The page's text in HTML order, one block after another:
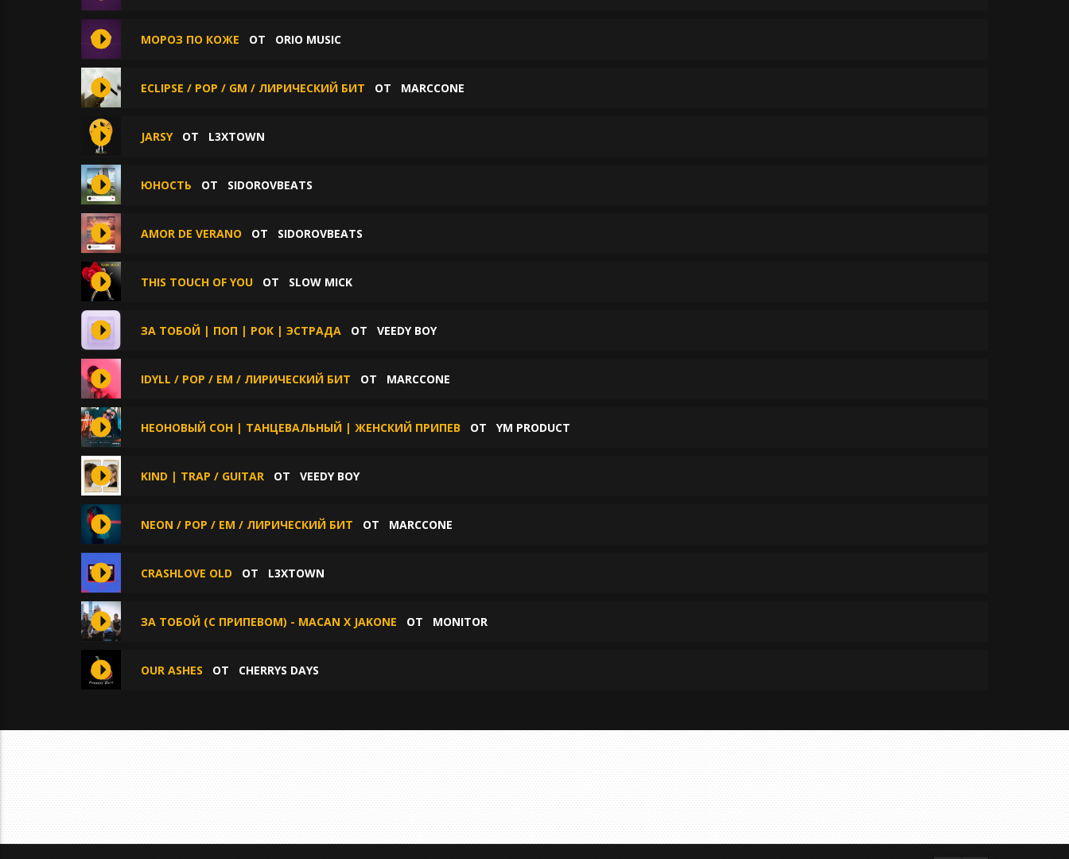
МОРОЗ ПО КОЖЕ ОТ ORIO MUSIC
ECLIPSE / POP / GM / ЛИРИЧЕСКИЙ БИТ ОТ MARCCONE
JARSYОТ L3XTOWN
ЮНОСТЬ ОТ SIDOROVBEATS
AMOR DE VERANO ОТ SIDOROVBEATS
THIS TOUCH OF YOU ОТ SLOW MICK
ЗА ТОБОЙ | ПОП | РОК | ЭСТРАДА ОТ VEEDY BOY
IDYLL / POP / EM / ЛИРИЧЕСКИЙ БИТ ОТ MARCCONE
НЕОНОВЫЙ СОН | ТАНЦЕВАЛЬНЫЙ | ЖЕНСКИЙ ПРИПЕВ ОТ YM PRODUCT
KIND | TRAP / GUITAR ОТ VEEDY BOY
NEON / POP / EM / ЛИРИЧЕСКИЙ БИТ ОТ MARCCONE
СRASHLOVE OLD ОТ L3XTOWN
ЗА ТОБОЙ (С ПРИПЕВОМ) - MACAN X JAKONE ОТ MONITOR
OUR ASHES ОТ CHERRYS DAYS